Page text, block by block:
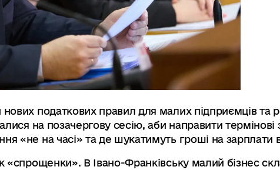
нових податкових правил для малих підприємців
на позачергову сесію, аби направити
«не на часі» та де шукатимуть гроші на зарплати
«спрощенки». В Івано-Франківську малий бізнес